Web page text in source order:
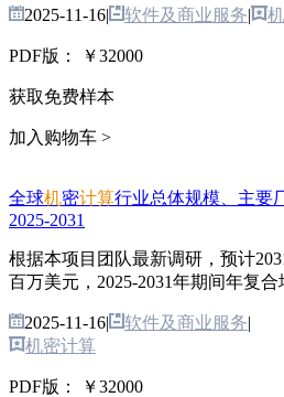
2025-11-16| 软件及商业服务|
PDF版： ￥32000
获取免费样本
加入购物车 >
全球机密计算行业总体规模、主要
2025-2031
根据本项目团队最新调研，预计
百万美元，2025-2031年期间年复合
2025-11-16| 软件及商业服务|
机密计算
PDF版： ￥32000